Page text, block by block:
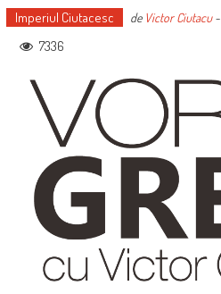
Imperiul Ciutacesc de Victor Ciutacu-
7336